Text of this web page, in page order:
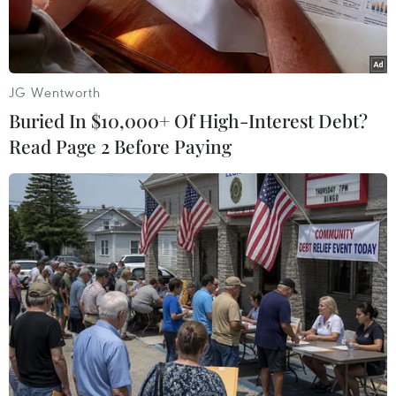
Khi thưởng thức mèn mén, nhai chậm, nhai càng kỹ càng thấy
được hương vị đặc trưng: dẻo, thơm, đậm đà. (Ảnh: Nam
Thái/TTXVN)
Hà Giang mời gọi du khách mọi miền trong
hành trình khám phá miền đất hùng vĩ, thơ
JG Wentworth
Buried In $10,000+ Of High-Interest Debt?
Read Page 2 Before Paying